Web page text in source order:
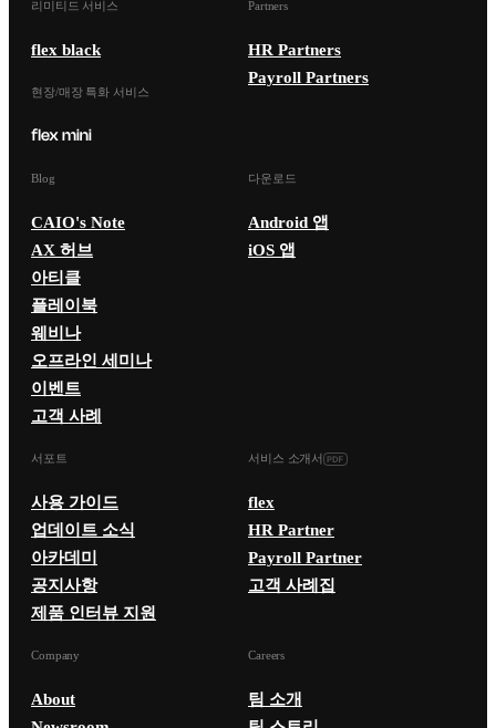
리미티드 서비스
flex black
현장/매장 특화 서비스
Partners
HR Partners
Payroll Partners
Blog
CAIO's Note
AX 허브
아티클
플레이북
웨비나
오프라인 세미나
이벤트
고객 사례
다운로드
Android 앱
iOS 앱
서포트
사용 가이드
업데이트 소식
아카데미
공지사항
제품 인터뷰 지원
서비스 소개서
flex
HR Partner
Payroll Partner
고객 사례집
Company
About
Careers
팀 소개